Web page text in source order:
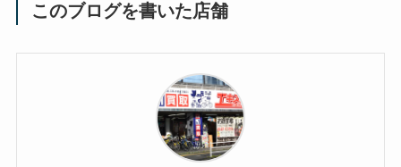
このブログを書いた店舗